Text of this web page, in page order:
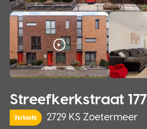
Streefkerkstraat 177
Verkocht
2729 KS Zoetermeer